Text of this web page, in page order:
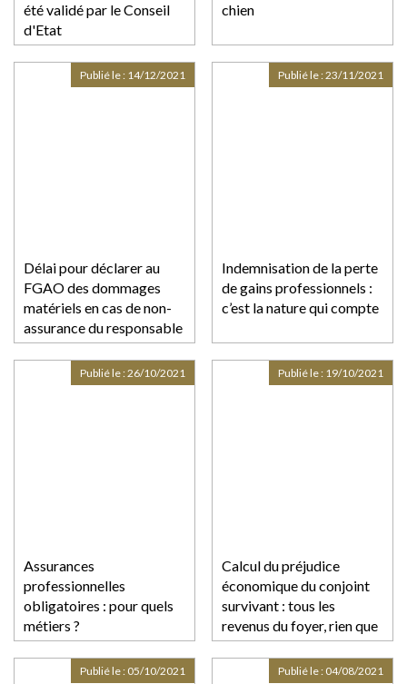
été validé par le Conseil
d'Etat
chien
Délai pour déclarer au
FGAO des dommages
matériels en cas de non-
assurance du responsable
Publié le : 14/12/2021
Indemnisation de la perte
de gains professionnels :
c’est la nature qui compte
Publié le :23/11/2021
Assurances
professionnelles
obligatoires : pour quels
métiers ?
Publié le :26/10/2021
Calcul du préjudice
économique du conjoint
survivant : tous les
revenus du foyer, rien que
les revenus du foyer !
Publié le : 19/10/2021
Publié le : 05/10/2021 Publié le : 04/08/2021